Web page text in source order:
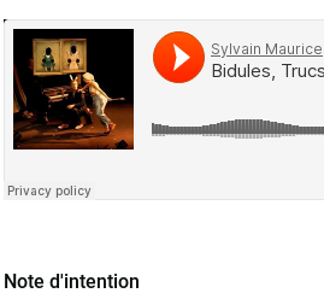
Note d'intention